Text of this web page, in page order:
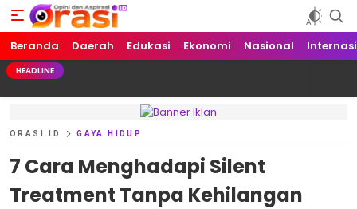
Orasi.ID
Opini dan Aspirasi!
Beranda Daerah Edukasi Ekonomi Nasional
HEADLINE
ORASI.ID GAYA HIDUP
7 Cara Menghadapi Silent
Treatment Tanpa Kehilangan